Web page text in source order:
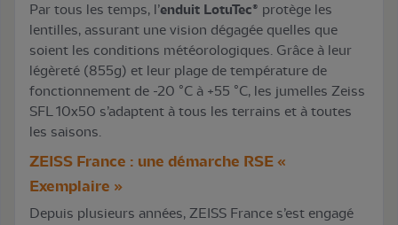
Par tous les temps, l’enduit LotuTec® protège les
lentilles, assurant une vision dégagée quelles que
soient les conditions météorologiques. Grâce à leur
légèreté (855g) et leur plage de température de
fonctionnement de -20 °C à +55 °C, les jumelles Zeiss
SFL 10x50 s’adaptent à tous les terrains et à toutes
les saisons.
ZEISS France : une démarche RSE «
Exemplaire »
Depuis plusieurs années, ZEISS France s’est engagé